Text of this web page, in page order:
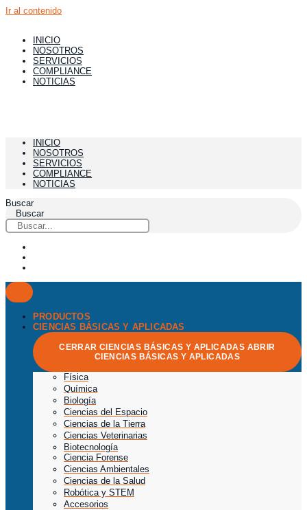
Ir al contenido
INICIO
NOSOTROS
SERVICIOS
COMPLIANCE
NOTICIAS
INICIO
NOSOTROS
SERVICIOS
COMPLIANCE
NOTICIAS
Buscar
Buscar
PRODUCTOS
CIENCIAS BÁSICAS Y APLICADAS
CERRAR CIENCIAS BÁSICAS Y APLICADAS ABRIR
CIENCIAS BÁSICAS Y APLICADAS
Física
Química
Biología
Ciencias del Espacio
Ciencias de la Tierra
Ciencias Veterinarias
Biotecnología
Ciencia Forense
Ciencias Ambientales
Ciencias de la Salud
Robótica y STEM
Accesorios